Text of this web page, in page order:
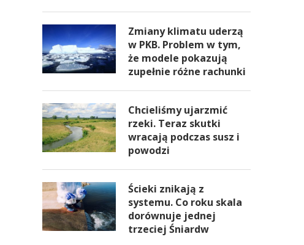
Zmiany klimatu uderzą
w PKB. Problem w tym,
że modele pokazują
zupełnie różne rachunki
Chcieliśmy ujarzmić
rzeki. Teraz skutki
wracają podczas susz i
powodzi
Ścieki znikają z
systemu. Co roku skala
dorównuje jednej
trzeciej Śniardw